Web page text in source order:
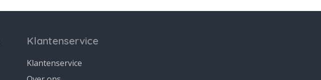
Klantenservice
Klantenservice